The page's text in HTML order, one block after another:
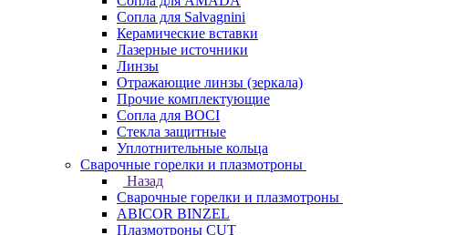
Сопла для Salvagnini
Керамические вставки
Лазерные источники
Линзы
Отражающие линзы (зеркала)
Прочие комплектующие
Сопла для BOCI
Стекла защитные
Уплотнительные кольца
Сварочные горелки и плазмотроны
Назад
Сварочные горелки и плазмотроны
ABICOR BINZEL
Плазмотроны CUT